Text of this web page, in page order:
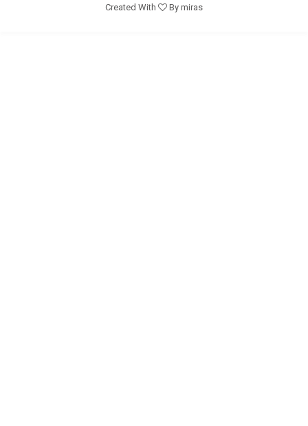
Created With By miras